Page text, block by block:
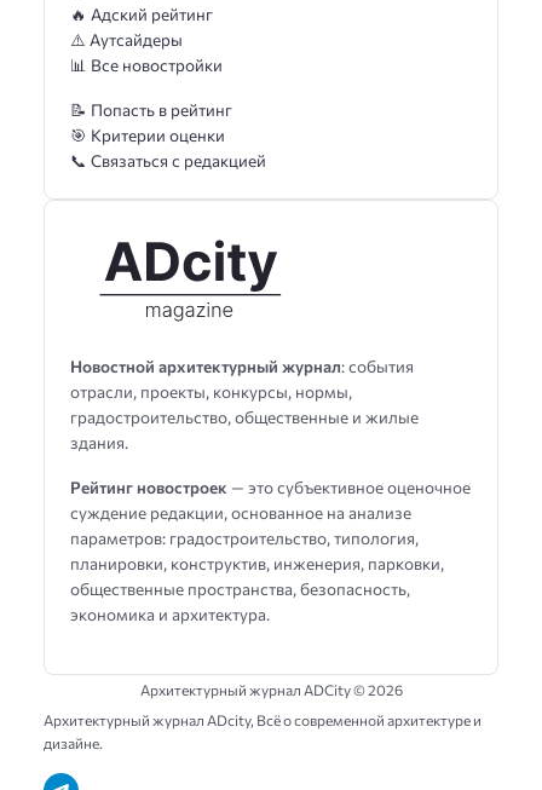
Новостной архитектурный журнал: события
отрасли, проекты, конкурсы, нормы,
градостроительство, общественные и жилые
здания.
Рейтинг новостроек — это субъективное оценочное
суждение редакции, основанное на анализе
параметров: градостроительство, типология,
планировки, конструктив, инженерия, парковки,
общественные пространства, безопасность,
экономика и архитектура.
🔥 Адский рейтинг
⚠️ Аутсайдеры
📊 Все новостройки
📝 Попасть в рейтинг
🎯 Критерии оценки
📞 Связаться с редакцией
Архитектурный журнал ADCity ©2026
Архитектурный журнал ADсity, Всё о современной архитектуре и
дизайне.